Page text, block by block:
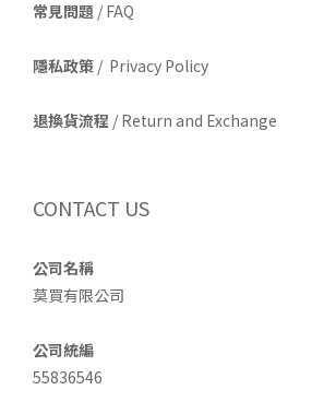
常見問題 / FAQ
隱私政策 / Privacy Policy
退換貨流程 / Return and Exchange
CONTACT US
公司名稱
莫買有限公司
公司統編
55836546